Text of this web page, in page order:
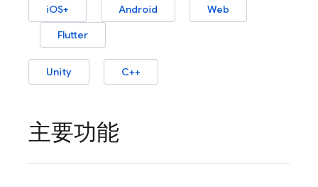
iOS+ Android
Web
Flutter
Unity C++
主要功能